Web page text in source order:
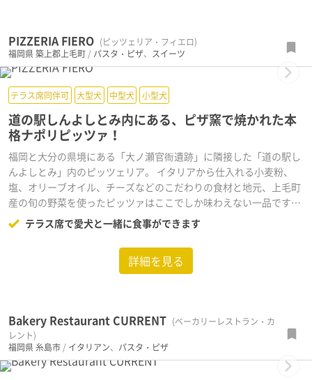
PIZZERIA FIERO (ピッツェリア・フィエロ)
福岡県築上郡上毛町 / パスタ・ピザ、 スイーツ
Next
テラス席同伴可 大型犬 中型犬 小型犬
道の駅しんよしとみ内にある、ピザ窯で焼かれた本
格ナポリピッツァ！
福岡と大分の県境にある「大ノ瀬官衙遺跡」に隣接した「道の駅し
んよしとみ」内のピッツェリア。 イタリアから仕入れる小麦粉、
塩、オリーブオイル、チーズなどのこだわりの食材と地元、上毛町
産の旬の野菜を使ったピッツァはここでしか味わえない一品です。
雨が降ったら定番のマルゲリータが、お持ち帰りに限り通常¥1200
から、なんと¥980になります！
テラス席で愛犬と一緒に食事ができます
詳細を見る
Bakery Restaurant CURRENT (ベーカリーレストラン・カ
レント)
福岡県糸島市 / イタリアン、 パスタ・ピザ
Next